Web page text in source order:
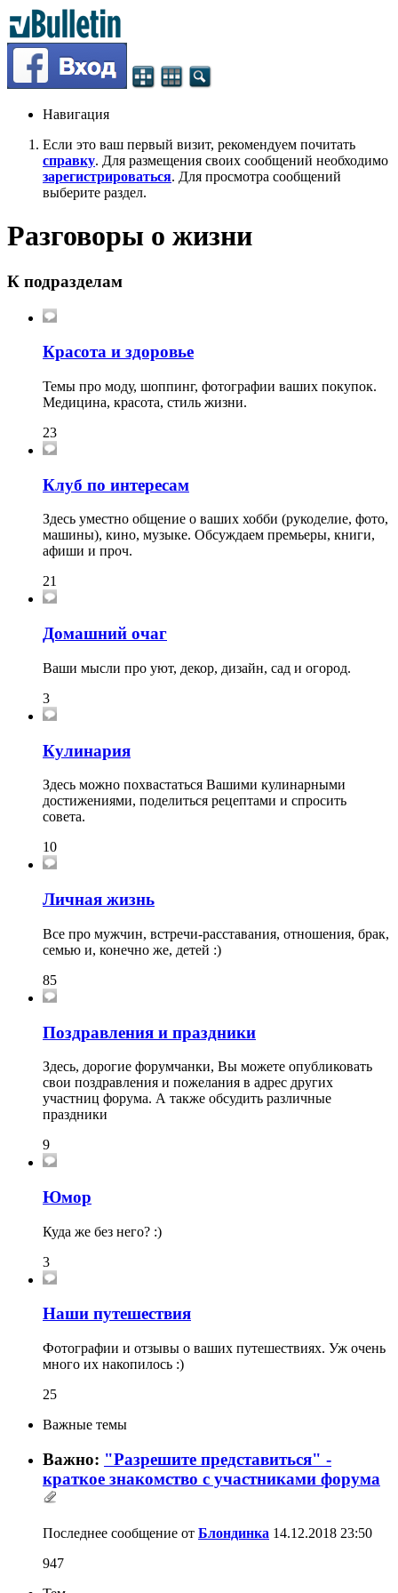
Навигация
Если это ваш первый визит, рекомендуем почитать
справку. Для размещения своих сообщений необходимо
зарегистрироваться. Для просмотра сообщений
выберите раздел.
Разговоры о жизни
К подразделам
Красота и здоровье
Темы про моду, шоппинг, фотографии ваших покупок.
Медицина, красота, стиль жизни.
23
Клуб по интересам
Здесь уместно общение о ваших хобби (рукоделие, фото,
машины), кино, музыке. Обсуждаем премьеры, книги,
афиши и проч.
21
Домашний очаг
Ваши мысли про уют, декор, дизайн, сад и огород.
3
Кулинария
Здесь можно похвастаться Вашими кулинарными
достижениями, поделиться рецептами и спросить
совета.
10
Личная жизнь
Все про мужчин, встречи-расставания, отношения, брак,
семью и, конечно же, детей :)
85
Поздравления и праздники
Здесь, дорогие форумчанки, Вы можете опубликовать
свои поздравления и пожелания в адрес других
участниц форума. А также обсудить различные
праздники
9
Юмор
Куда же без него? :)
3
Наши путешествия
Фотографии и отзывы о ваших путешествиях. Уж очень
много их накопилось :)
25
Важные темы
Важно: "Разрешите представиться" -
краткое знакомство с участниками форума
Последнее сообщение от Блондинка 14.12.2018 23:50
947